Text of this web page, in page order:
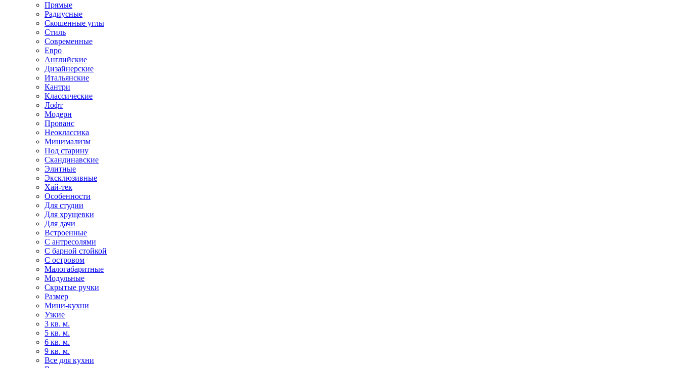
Прямые
Радиусные
Скошенные углы
Стиль
Современные
Евро
Английские
Дизайнерские
Итальянские
Кантри
Классические
Лофт
Модерн
Прованс
Неоклассика
Минимализм
Под старину
Скандинавские
Элитные
Эксклюзивные
Хай-тек
Особенности
Для студии
Для хрущевки
Для дачи
Встроенные
С антресолями
С барной стойкой
С островом
Малогабаритные
Модульные
Скрытые ручки
Размер
Мини-кухни
Узкие
3 кв. м.
5 кв. м.
6 кв. м.
9 кв. м.
Все для кухни